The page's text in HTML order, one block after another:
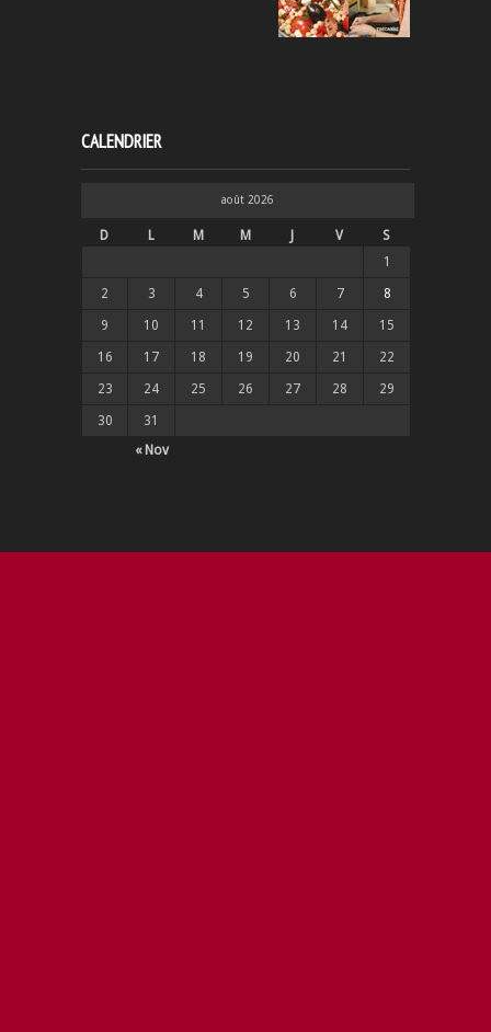
CALENDRIER
août 2026
D L M M J V S
« Nov
1
2 3 4 5 6 7 8
9 10 11 12 13 14 15
16 17 18 19 20 21 22
23 24 25 26 27 28 29
30 31